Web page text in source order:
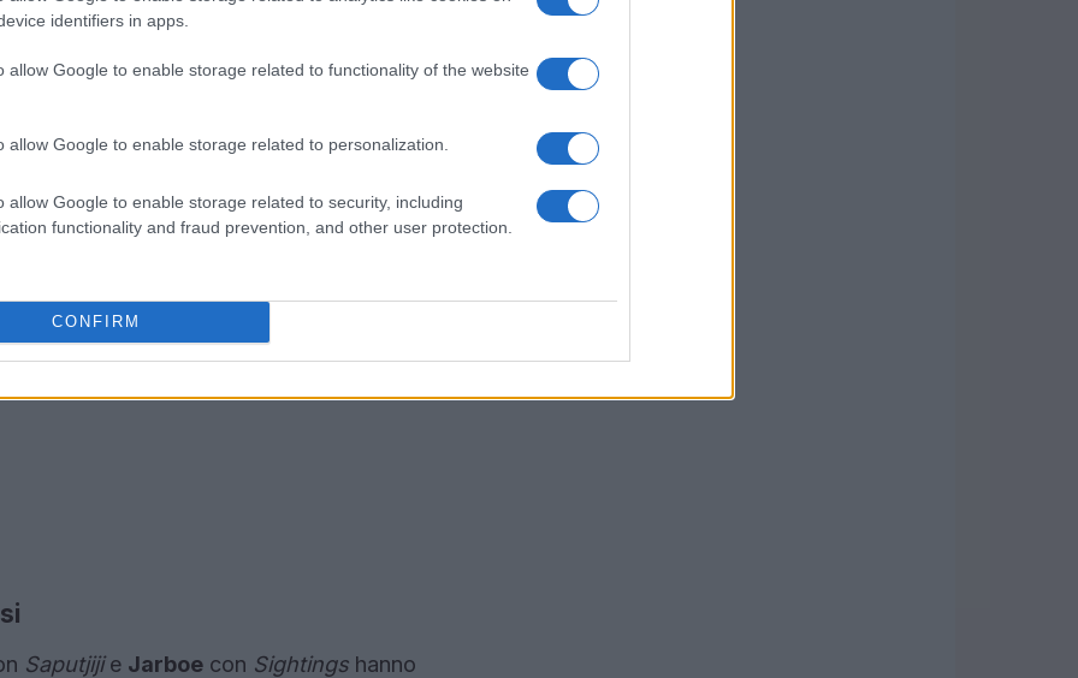
identifiers in apps.
allow Google to enable storage related to functionality of the website
allow Google to enable storage related to personalization.
allow Google to enable storage related to security, including
functionality and fraud prevention, and other user protection.
CONFIRM
contributi significativi. Non mancano
Lewis
Saputjijie Jarboe con Sightings hanno